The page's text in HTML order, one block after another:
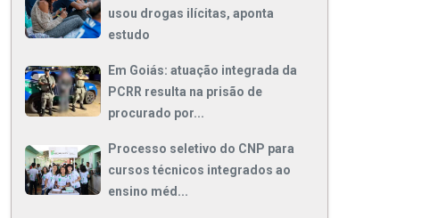
usou drogas ilícitas, aponta
estudo
Em Goiás: atuação integrada da
PCRR resulta na prisão de
procurado por...
Processo seletivo do CNP para
cursos técnicos integrados ao
ensino méd...